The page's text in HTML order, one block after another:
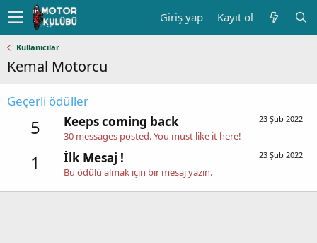
Giriş yap Kayıt ol
Kullanıcılar
Kemal Motorcu
Geçerli ödüller
5 23 Şub 2022
Keeps coming back
30 messages posted. You must like it here!
1 23 Şub 2022
İlk Mesaj !
Bu ödülü almak için bir mesaj yazın.